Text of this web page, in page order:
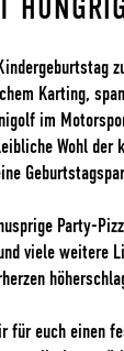
Karting,
im
Wohl der
Party-
viele weitere
für euch einen